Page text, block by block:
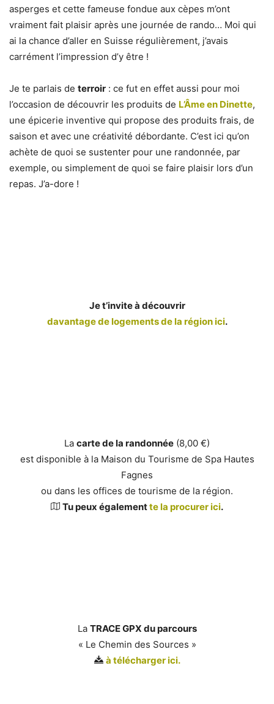
asperges et cette fameuse fondue aux cèpes m’ont
vraiment fait plaisir après une journée de rando… Moi qui
ai la chance d’aller en Suisse régulièrement, j’avais
carrément l’impression d’y être !
Je te parlais de terroir : ce fut en effet aussi pour moi
l’occasion de découvrir les produits de L’Âme en Dinette,
une épicerie inventive qui propose des produits frais, de
saison et avec une créativité débordante. C’est ici qu’on
achète de quoi se sustenter pour une randonnée, par
exemple, ou simplement de quoi se faire plaisir lors d’un
repas. J’a-dore !
Je t’invite à découvrir
davantage de logements de la région ici.
La carte de la randonnée (8,00 €)
est disponible à la Maison du Tourisme de Spa Hautes
Fagnes
ou dans les offices de tourisme de la région.
Tu peux égalementte la procurer ici.
La TRACE GPX du parcours
« Le Chemin des Sources »
à télécharger ici.